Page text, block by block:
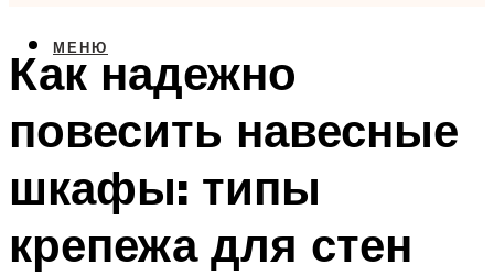
МЕНЮ
Как надежно
повесить навесные
шкафы: типы
крепежа для стен